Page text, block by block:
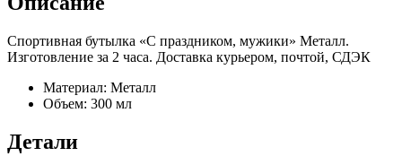
Спортивная бутылка «С праздником, мужики» Металл.
Изготовление за 2 часа. Доставка курьером, почтой, СДЭК
Материал: Металл
Объем: 300 мл
Детали